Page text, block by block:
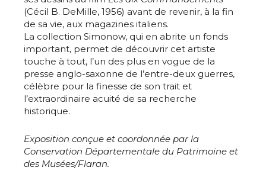
Adresse email*
Prénom
(Cécil B. DeMille, 1956) avant de revenir, à la fin
de sa vie, aux magazines italiens.
La collection Simonow, qui en abrite un fonds
important, permet de découvrir cet artiste
touche à tout, l’un des plus en vogue de la
presse anglo-saxonne de l’entre-deux guerres,
célèbre pour la finesse de son trait et
l’extraordinaire acuité de sa recherche
historique.
Exposition conçue et coordonnée par la
Conservation Départementale du Patrimoine et
des Musées/Flaran.